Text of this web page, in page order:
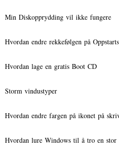
Min Diskopprydding vil ikke fungere
Hvordan endre rekkefølgen på
Hvordan lage en gratis Boot CD
Storm vindustyper
Hvordan endre fargen på ikonet på
Hvordan lure Windows til å tro en